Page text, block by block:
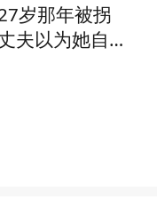
岁那年被拐
夫以为她自己